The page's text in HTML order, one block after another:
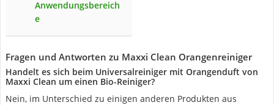
Anwendungsbereich
e
Fragen und Antworten zu Maxxi Clean Orangenreiniger
Handelt es sich beim Universalreiniger mit Orangenduft von
Maxxi Clean um einen Bio-Reiniger?
Nein, im Unterschied zu einigen anderen Produkten aus